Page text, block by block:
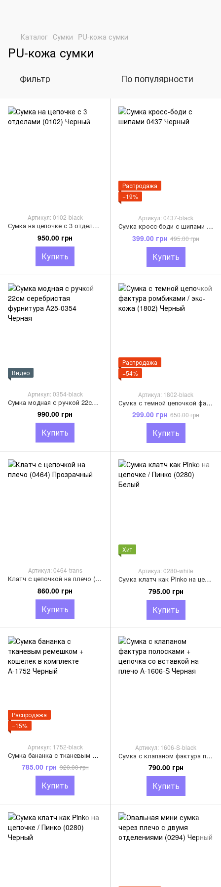
Каталог Сумки PU-кожа сумки
PU-кожа сумки
Фильтр По популярности
Артикул: 0102-black
Сумка на цепочке с 3 отделами (0102) Черный
950.00 грн
Купить
Распродажа
−19%
Артикул: 0437-black
Сумка кросс-боди с шипами 0437 Черный
399.00 грн 495.00 грн
Купить
Видео
Артикул: 0354-black
Сумка модная с ручкой 22см серебристая фурнитура А25-0354 Черная
990.00 грн
Купить
Распродажа
−54%
Артикул: 1802-black
Сумка с темной цепочкой фактура ромбиками / эко-кожа (1802) Черный
299.00 грн 650.00 грн
Купить
Артикул: 0464-trans
Клатч с цепочкой на плечо (0464) Прозрачный
860.00 грн
Купить
Хит
Артикул: 0280-white
Сумка клатч как Pinko на цепочке / Пинко (0280) Белый
795.00 грн
Купить
Распродажа
−15%
Артикул: 1752-black
Сумка бананка с тканевым ремешком + кошелек в комплекте А-1752 Черный
785.00 грн 920.00 грн
Купить
Артикул: 1606-S-black
Сумка с клапаном фактура полосками + цепочка со вставкой на плечо А-1606-S Черная
790.00 грн
Купить